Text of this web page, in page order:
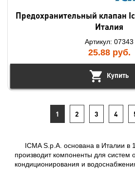
Предохранительный клапан
Италия
Артикул: 07343
25.88 руб.
Купить
1 2 3 4
ICMA S.p.A. основана в Италии в
производит компоненты для систем
кондиционирования и